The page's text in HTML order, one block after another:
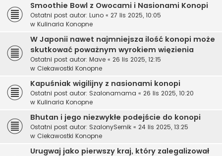
Smoothie Bowl z Owocami i Nasionami Konopi
Ostatni post autor: Luno « 27 lis 2025, 10:05
w Kulinaria Konopne
W Japonii nawet najmniejsza ilość konopi może
skutkować poważnym wyrokiem więzienia
Ostatni post autor: Mave « 26 lis 2025, 12:15
w Ciekawostki Konopne
Kapuśniak wigilijny z nasionami konopi
Ostatni post autor: Szalonamama « 26 lis 2025, 10:20
w Kulinaria Konopne
Bhutan i jego niezwykłe podejście do konopi
Ostatni post autor: SzalonySernik « 24 lis 2025, 13:25
w Ciekawostki Konopne
Urugwaj jako pierwszy kraj, który zalegalizował